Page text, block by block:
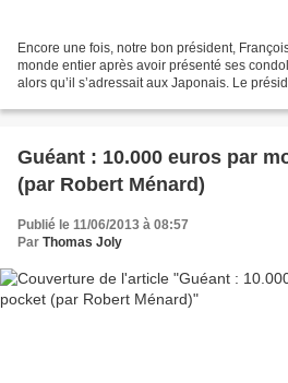
Encore une fois, notre bon président,
monde entier après avoir présenté ses
alors qu’il s’adressait aux Japonais. Le
Guéant : 10.000 euros par
(par Robert Ménard)
Publié le 11/06/2013 à 08:57
Par Thomas Joly